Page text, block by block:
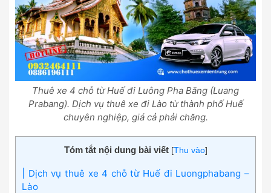
Thuê xe 4 chỗ từ Huế đi Luông Pha Băng (Luang
Prabang). Dịch vụ thuê xe đi Lào từ thành phố Huế
chuyên nghiệp, giá cả phải chăng.
Tóm tắt nội dung bài viết [Thu vào]
| Dịch vụ thuê xe 4 chỗ từ Huế đi Luongphabang –
Lào